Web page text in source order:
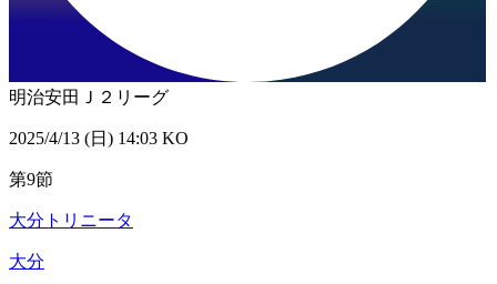
明治安田Ｊ２リーグ
2025/4/13 (日) 14:03 KO
第9節
大分トリニータ
大分